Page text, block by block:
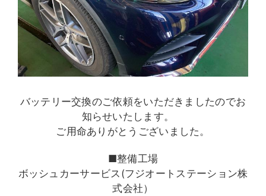
バッテリー交換のご依頼をいただきましたのでお
知らせいたします。
ご用命ありがとうございました。
■整備工場
ボッシュカーサービス(フジオートステーション株
式会社）